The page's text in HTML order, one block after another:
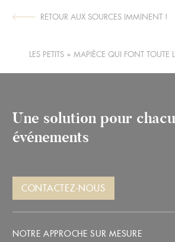
ARTICLE RETOUR AUX SOURCES IMMINENT !
ARTICLE
LES PETITS + MAPIÈCE QUI FONT TOUTE
Une solution pour
événements
CONTACTEZ-NOUS
NOTRE APPROCHE SUR MESURE